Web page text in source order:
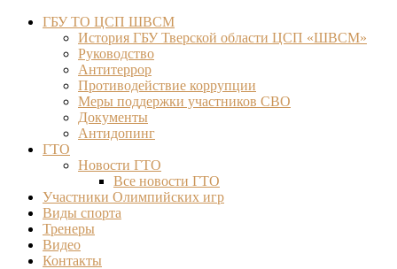
ГБУ ТО ЦСП ШВСМ
История ГБУ Тверской области ЦСП «ШВСМ»
Руководство
Антитеррор
Противодействие коррупции
Меры поддержки участников СВО
Документы
Антидопинг
ГТО
Новости ГТО
Все новости ГТО
Участники Олимпийских игр
Виды спорта
Тренеры
Видео
Контакты